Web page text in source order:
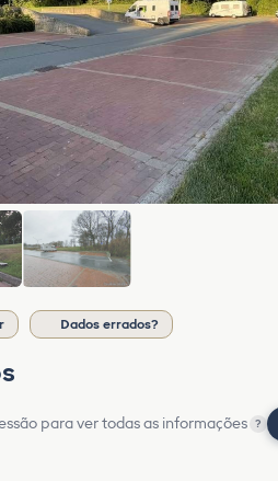
Dados errados?
para ver todas as informações ?